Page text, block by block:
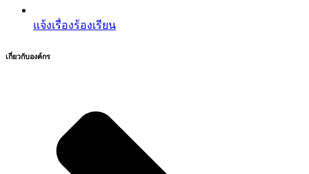
แจ้งเรื่องร้องเรียน
เกี่ยวกับองค์กร